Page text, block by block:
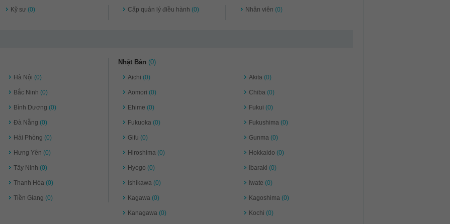
Kỹ sư(0) Cấp quản lý điều hành(0) Nhân viên (0)
Hà Nội(0)
Bắc Ninh(0)
Bình Dương(0)
Đà Nẵng(0)
Hải Phòng(0)
Hưng Yên(0)
Tây Ninh(0)
Thanh Hóa(0)
Tiền Giang(0)
Nhật Bản (0)
Aichi(0)
Aomori(0)
Ehime(0)
Fukuoka(0)
Gifu(0)
Hiroshima(0)
Hyogo(0)
Ishikawa(0)
Kagawa(0)
Kanagawa(0)
Akita (0)
Chiba (0)
Fukui (0)
Fukushima (0)
Gunma (0)
Hokkaido (0)
Ibaraki (0)
Iwate (0)
Kagoshima (0)
Kochi (0)